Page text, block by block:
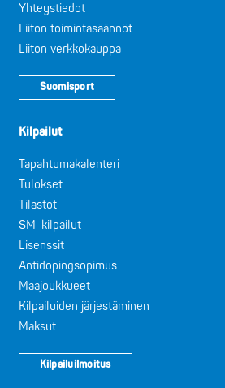
Yhteystiedot
Liiton toimintasäännöt
Liiton verkkokauppa
Suomisport
Kilpailut
Tapahtumakalenteri
Tulokset
Tilastot
SM-kilpailut
Lisenssit
Antidopingsopimus
Maajoukkueet
Kilpailuiden järjestäminen
Maksut
Kilpailuilmoitus